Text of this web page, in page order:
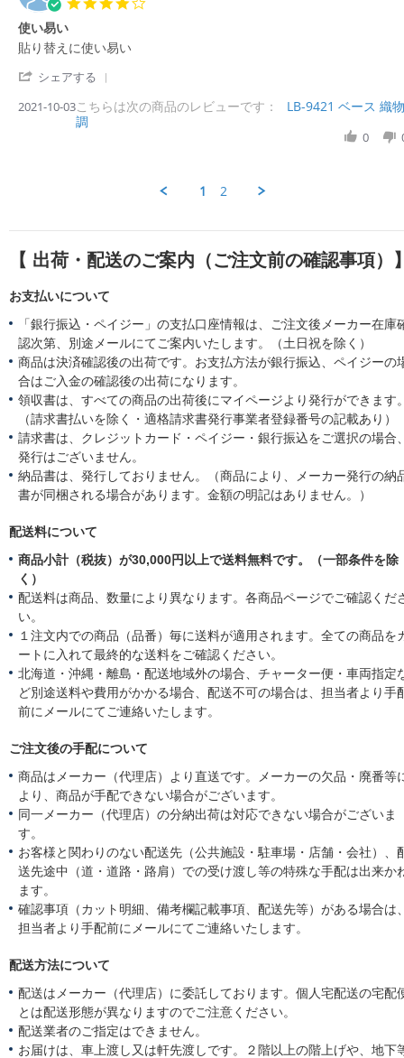
n
0
2
n
3
0
N
v
下
地
e
b
y
者
v
0
2
a
使い易い
R
v
e
o
n
3
c
t
0
2
1
r
v
e
g
使
い
い
貼り替えに使い易い
シェアする
h
e
b
者
様
o
n
3
O
c
t
2
0
2
1
2021-10-03こちらは次の商品のレビューです：
LB-9421 ベース 織物
調
0
1 2
【 出荷・配送のご案内（ご注文前の確認事項）
お支払いについて
「銀行振込・ペイジー」の支払口座情報は、ご注文後メーカー在庫
認次第、別途メールにてご案内いたします。（土日祝を除く）
商品は決済確認後の出荷です。お支払方法が銀行振込、ペイジーの
合はご入金の確認後の出荷になります。
領収書は、すべての商品の出荷後にマイページより発行ができます
（請求書払いを除く・適格請求書発行事業者登録番号の記載あり）
請求書は、クレジットカード・ペイジー・銀行振込をご選択の場合
発行はございません。
納品書は、発行しておりません。（商品により、メーカー発行の納
書が同梱される場合があります。金額の明記はありません。）
配送料について
商品小計（税抜）が30,000円以上で送料無料です。（一部条件を除
く）
配送料は商品、数量により異なります。各商品ページでご確認くだ
い。
１注文内での商品（品番）毎に送料が適用されます。全ての商品を
ートに入れて最終的な送料をご確認ください。
北海道・沖縄・離島・配送地域外の場合、チャーター便・車両指定
ど別途送料や費用がかかる場合、配送不可の場合は、担当者より手
前にメールにてご連絡いたします。
ご注文後の手配について
商品はメーカー（代理店）より直送です。メーカーの欠品・廃番等
より、商品が手配できない場合がございます。
同一メーカー（代理店）の分納出荷は対応できない場合がございま
す。
お客様と関わりのない配送先（公共施設・駐車場・店舗・会社）、
送先途中（道・道路・路肩）での受け渡し等の特殊な手配は出来か
ます。
確認事項（カット明細、備考欄記載事項、配送先等）がある場合は
担当者より手配前にメールにてご連絡いたします。
配送方法について
配送はメーカー（代理店）に委託しております。個人宅配送の宅配
とは配送形態が異なりますのでご注意ください。
配送業者のご指定はできません。
お届けは、車上渡し又は軒先渡しです。２階以上の階上げや、地下